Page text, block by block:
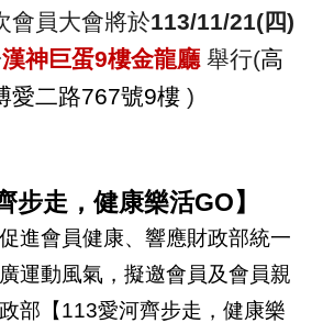
會員大會將於113/11/21(四)
漢神巨蛋9樓金龍廳 舉行(高
愛二路767號9樓)
步走，健康樂活GO 】
進會員健康、響應財政部統一
運動風氣，擬邀會員及會員親
部【113愛河齊步走，健康樂